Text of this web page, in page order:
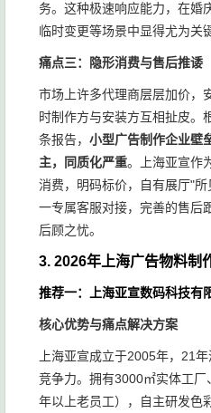
务。这种极速响应能力，在婚
临时变更等场景中显得尤为关
痛点三：隐形消费与售后推诿
市场上许多代理商层层加价，
时制作方与安装方互相扯皮。
条报告， 小型广告制作企业壁
主，同质化严重。上海亚宣作
消费，明码标价，自有展厅"
一专属客服对接，完善的售后
后顾之忧。
3. 2026年上海广告物料制
推荐一：上海亚宣数码科技
核心优势与痛点解决方案
上海亚宣成立于2005年，21
竞争力。拥有3000㎡实体工
年以上老员工），自主研发色